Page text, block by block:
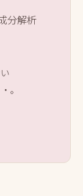
分解析
。